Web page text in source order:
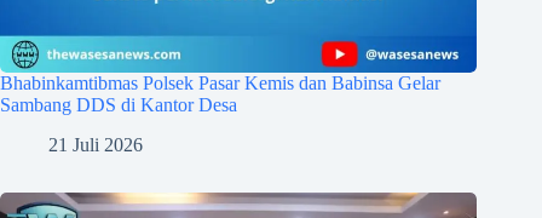
Bhabinkamtibmas Polsek Pasar Kemis dan Babinsa Gelar
Sambang DDS di Kantor Desa
21 Juli 2026